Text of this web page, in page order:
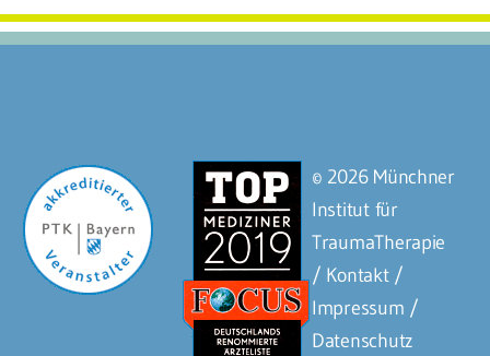
© 2026 Münchner
Institut für
TraumaTherapie
/ Kontakt /
Impressum /
Datenschutz